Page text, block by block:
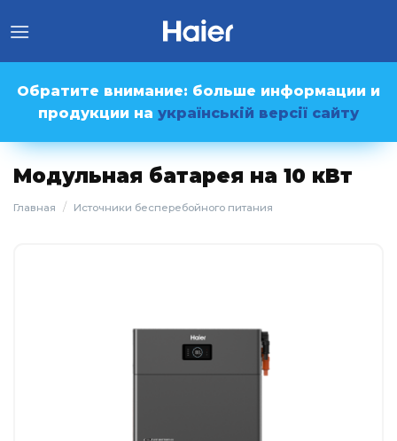
to
Обратите внимание: больше информации и
продукции на українській версії сайту
Модульная батарея на 10 кВт
Главная / Источники бесперебойного питания